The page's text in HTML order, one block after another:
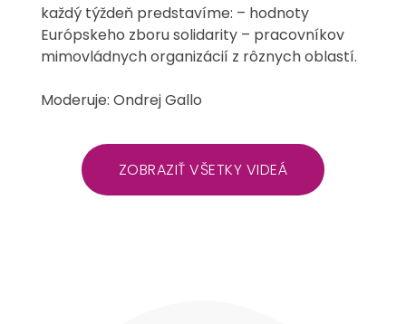
každý týždeň predstavíme: – hodnoty
Európskeho zboru solidarity – pracovníkov
mimovládnych organizácií z rôznych oblastí.
Moderuje: Ondrej Gallo
ZOBRAZIŤ VŠETKY VIDEÁ